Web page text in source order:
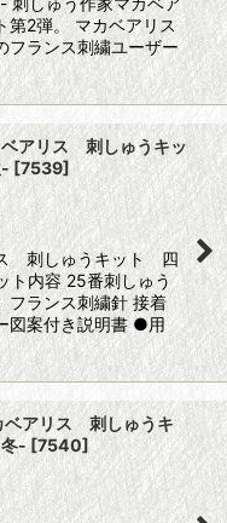
第2弾。 マカベアリス
フランス刺繍ユーザー
アリス 刺しゅうキッ
-[7539]
刺しゅうキット 四
内容 25番刺しゅう
フランス刺繍針 接着
図案付き説明書 ●用
アリス 刺しゅうキ
- [7540]